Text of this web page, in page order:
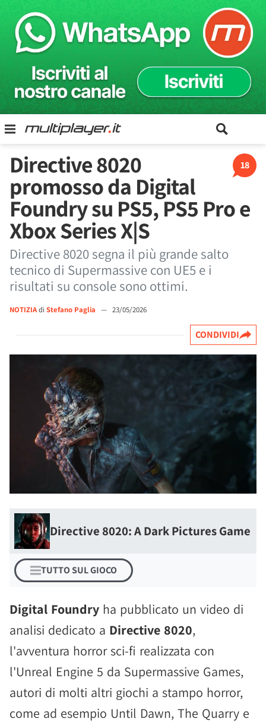
18
Directive 8020
promosso da Digital
Foundry su PS5, PS5 Pro e
Xbox Series X|S
Directive 8020 segna il più grande salto
tecnico di Supermassive con UE5 e i
risultati su console sono ottimi.
NOTIZIAdi Stefano Paglia — 23/05/2026
CONDIVIDI
Directive 8020: A Dark Pictures Game
TUTTO SUL GIOCO
Digital Foundry ha pubblicato un video di
analisi dedicato a Directive 8020,
l'avventura horror sci-fi realizzata con
l'Unreal Engine 5 da Supermassive Games,
autori di molti altri giochi a stampo horror,
come ad esempio Until Dawn, The Quarry e